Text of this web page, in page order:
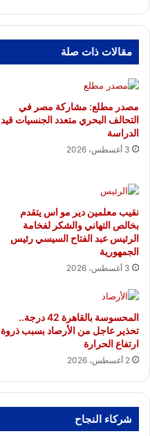
مقالات ذات صلة
مصدر مطلع: مشاركة مصر في
التحالف البحري متعدد الجنسيات قيد
الدراسة
3 أغسطس، 2026
نقيب معلمين دير مو اس يتقدم
بخالص التهاني والشكر لفخامة
الرئيس عبد الفتاح السيسي رئيس
الجمهورية
3 أغسطس، 2026
المحسوسة بالقاهرة 42 درجة..
تحذير عاجل من الأرصاد بسبب ذروة
ارتفاع الحرارة
2 أغسطس، 2026
شركاء النجاح